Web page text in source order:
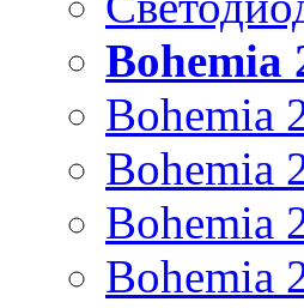
Bohemia
Bohemia
Bohemia
Bohemia
Bohemia